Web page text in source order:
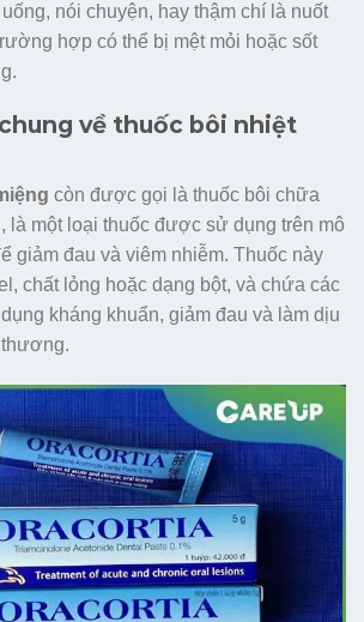
nói chuyện, hay thậm chí là nuốt
hợp có thể bị mệt mỏi hoặc sốt
về thuốc bôi nhiệt
còn được gọi là thuốc bôi chữa
là một loại thuốc được sử dụng trên mô
giảm đau và viêm nhiễm. Thuốc này
chất lỏng hoặc dạng bột, và chứa các
kháng khuẩn, giảm đau và làm dịu